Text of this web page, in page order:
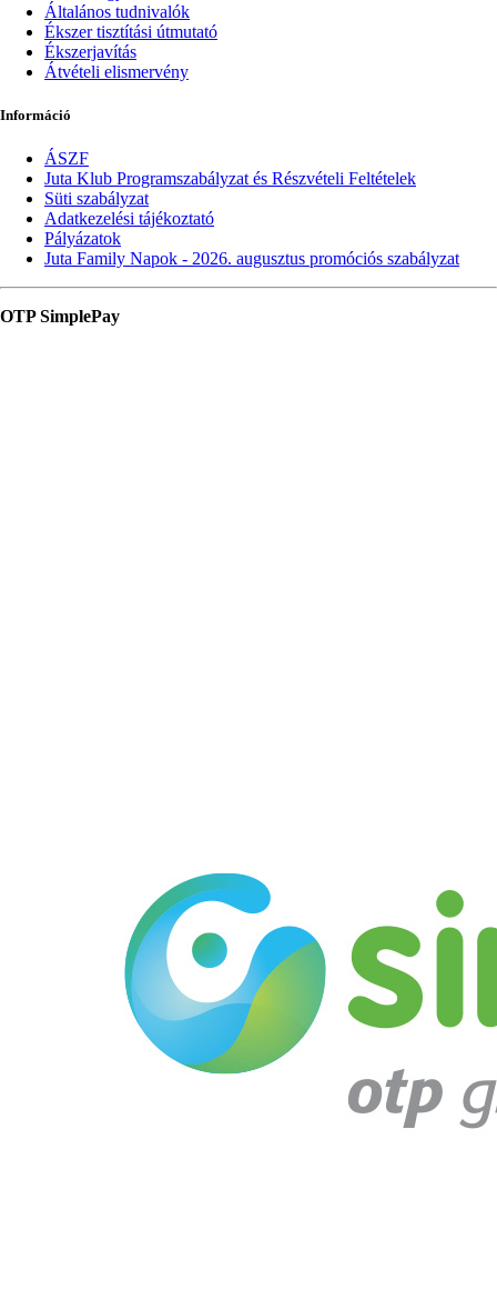
Általános tudnivalók
Ékszer tisztítási útmutató
Ékszerjavítás
Átvételi elismervény
Információ
ÁSZF
Juta Klub Programszabályzat és Részvételi Feltételek
Süti szabályzat
Adatkezelési tájékoztató
Pályázatok
Juta Family Napok - 2026. augusztus promóciós szabályzat
OTP SimplePay